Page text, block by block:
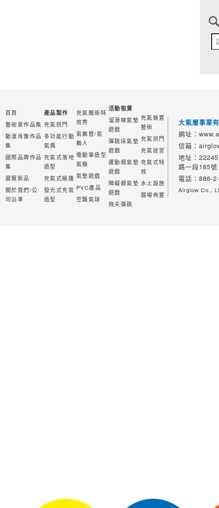
首頁
藝術家作品集
動漫肖像作品
集
國際品牌作品
集
展覽新品
關於我們/公
司沿革
產品製作
充氣拱門
多功能行動
氣偶
充氣式落地
造型
充氣式帳篷
發光式充氣
造型
充氣魔術特
效秀
氣舞管/氣
舞人
電動車造型
氣模
氣墊遊戲
PVC產品
空飄氣球
活動租賃
溜滑梯氣墊
遊戲
彈跳床氣墊
遊戲
運動類氣墊
遊戲
障礙類氣墊
遊戲
飛天彈跳
充氣裝置
藝術
充氣拱門
充氣迷宮
充氣式特
效
水上設施
展場佈置
大氣層事業
網址：
信箱：
地址：
路一段185號
電話：886-
Airglow Co.,